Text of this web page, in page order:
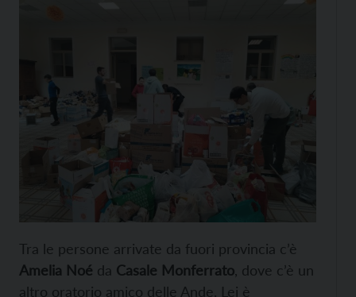
Tra le persone arrivate da fuori provincia c’è
Amelia Noé da Casale Monferrato , dove c’è un
altro oratorio amico delle Ande. Lei è